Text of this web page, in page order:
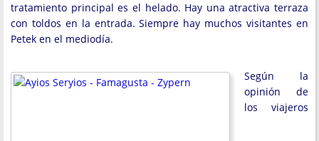
tratamiento principal es el helado. Hay una atractiva terraza
con toldos en la entrada. Siempre hay muchos visitantes en
Petek en el mediodía.
Según la
opinión de
los viajeros